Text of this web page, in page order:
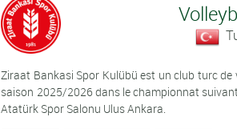
Ziraat Bankasi Spor Kulübü est un club turc
saison 2025/2026 dans le championnat
Atatürk Spor Salonu Ulus Ankara.